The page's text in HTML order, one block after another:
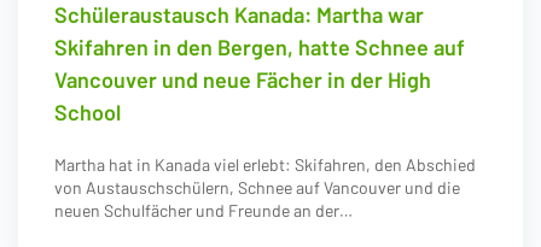
Schüleraustausch Kanada: Martha war
Skifahren in den Bergen, hatte Schnee auf
Vancouver und neue Fächer in der High
School
Martha hat in Kanada viel erlebt: Skifahren, den Abschied
von Austauschschülern, Schnee auf Vancouver und die
neuen Schulfächer und Freunde an der…